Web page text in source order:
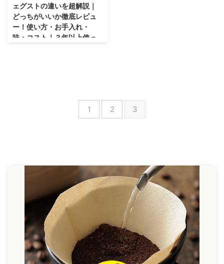
ェグストの違いを超解説｜
どっちがいいか徹底レビュ
ー！使い方・お手入れ・
味・コスト｜３年以上使っ
1 2 3